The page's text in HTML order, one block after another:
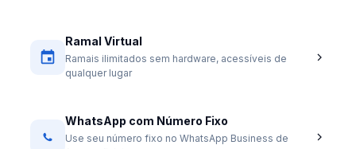
Ramal Virtual
Ramais ilimitados sem hardware, acessíveis de
qualquer lugar
WhatsApp com Número Fixo
Use seu número fixo no WhatsApp Business de